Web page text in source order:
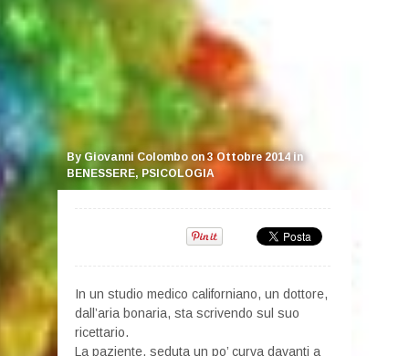
By Giovanni Colombo on3 Ottobre 2014 in
BENESSERE,PSICOLOGIA
In un studio medico californiano, un dottore,
dall’aria bonaria, sta scrivendo sul suo
ricettario.
La paziente, seduta un po’ curva davanti a